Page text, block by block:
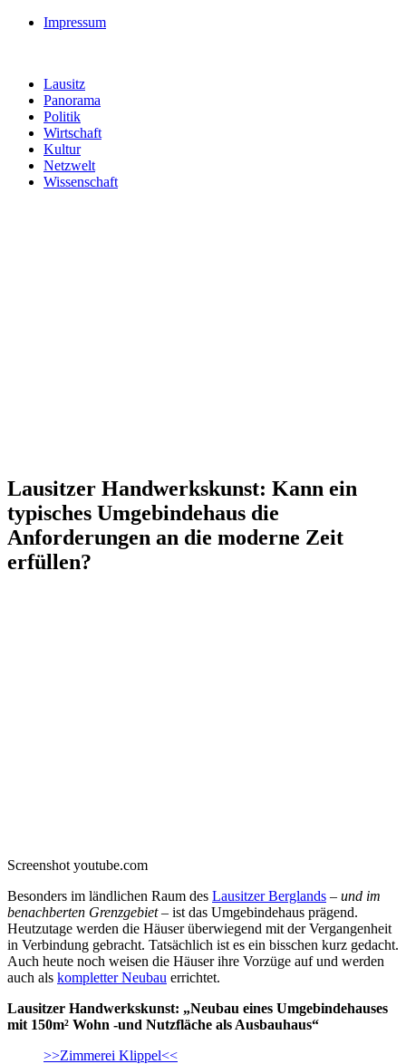
Impressum
Lausitz
Panorama
Politik
Wirtschaft
Kultur
Netzwelt
Wissenschaft
Lausitzer Handwerkskunst: Kann ein
typisches Umgebindehaus die
Anforderungen an die moderne Zeit
erfüllen?
Screenshot youtube.com
Besonders im ländlichen Raum des Lausitzer Berglands – und im
benachberten Grenzgebiet– ist das Umgebindehaus prägend.
Heutzutage werden die Häuser überwiegend mit der Vergangenheit
in Verbindung gebracht. Tatsächlich ist es ein bisschen kurz gedacht.
Auch heute noch weisen die Häuser ihre Vorzüge auf und werden
auch als kompletter Neubau errichtet.
Lausitzer Handwerkskunst: „Neubau eines Umgebindehauses
mit 150m² Wohn -und Nutzfläche als Ausbauhaus“
>>Zimmerei Klippel<<